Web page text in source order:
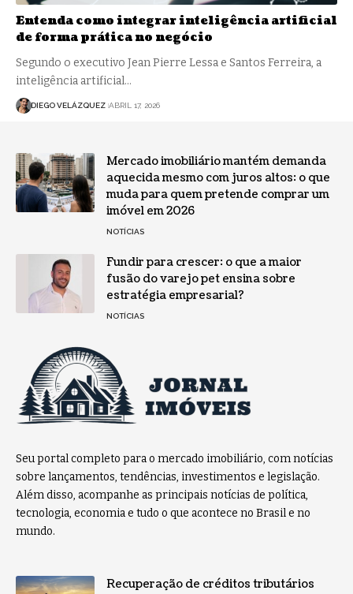
Entenda como integrar inteligência artificial
de forma prática no negócio
Segundo o executivo Jean Pierre Lessa e Santos Ferreira, a
inteligência artificial…
DIEGO VELÁZQUEZ ABRIL 17, 2026
Mercado imobiliário mantém demanda
aquecida mesmo com juros altos: o que
muda para quem pretende comprar um
imóvel em 2026
NOTÍCIAS
Fundir para crescer: o que a maior
fusão do varejo pet ensina sobre
estratégia empresarial?
NOTÍCIAS
Seu portal completo para o mercado imobiliário, com notícias
sobre lançamentos, tendências, investimentos e legislação.
Além disso, acompanhe as principais notícias de política,
tecnologia, economia e tudo o que acontece no Brasil e no
mundo.
Recuperação de créditos tributários